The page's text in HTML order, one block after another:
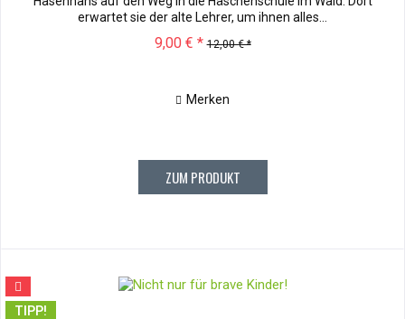
erwartet sie der alte Lehrer, um ihnen alles...
9,00 € * 12,00 € *
Merken
ZUM PRODUKT
TIPP!